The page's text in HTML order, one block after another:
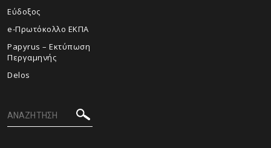
Εύδοξος
e-Πρωτόκολλο ΕΚΠΑ
Papyrus – Εκτύπωση
Περγαμηνής
Delos